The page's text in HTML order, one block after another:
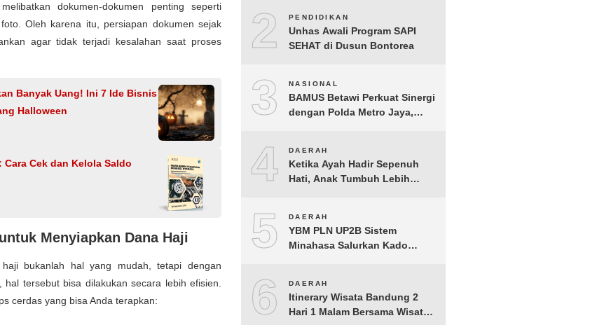
dokumen-dokumen penting seperti
Oleh karena itu, persiapan dokumen sejak
agar tidak terjadi kesalahan saat proses
Banyak Uang! Ini 7 Ide Bisnis
Halloween
Cara Cek dan Kelola Saldo
Menyiapkan Dana Haji
haji bukanlah hal yang mudah, tetapi dengan
hal tersebut bisa dilakukan secara lebih efisien.
cerdas yang bisa Anda terapkan:
2 PENDIDIKAN
Unhas Awali Program SAPI
SEHAT di Dusun Bontorea
3 NASIONAL
BAMUS Betawi Perkuat Sinergi
dengan Polda Metro Jaya,
Kondusif Jelang HUT ke-81
Republik Indonesia
4 DAERAH
Ketika Ayah Hadir Sepenuh
Hati, Anak Tumbuh Lebih
5 DAERAH
YBM PLN UP2B Sistem
Minahasa Salurkan Kado
Tomohon
6 DAERAH
Itinerary Wisata Bandung 2
Hari 1 Malam Bersama Wisata